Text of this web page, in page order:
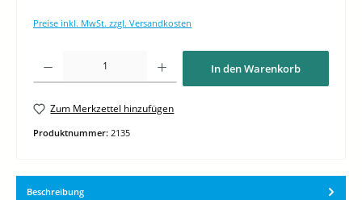
Preise inkl. MwSt. zzgl. Versandkosten
Produkt Anzahl: Gib den gewünschten Wert ein oder benutze die Schaltflächen um
In den Warenkorb
Zum Merkzettel hinzufügen
Produktnummer: 2135
Beschreibung